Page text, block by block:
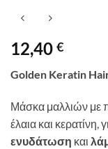
12,40 €
Golden Keratin
Μάσκα μαλλιών με
έλαια και κερατίνη,
ενυδάτωση και